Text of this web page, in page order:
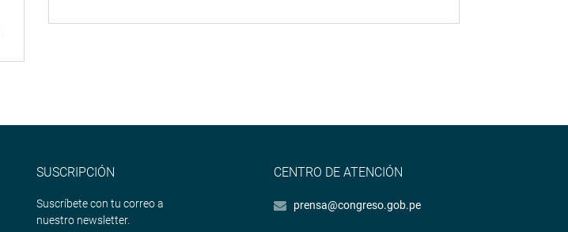
SUSCRIPCIÓN
Suscríbete con tu correo a
nuestro newsletter.
CENTRO DE ATENCIÓN
prensa@congreso.gob.pe